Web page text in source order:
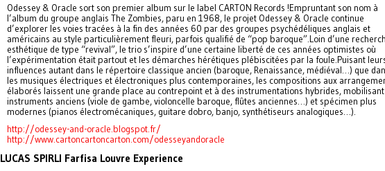
Odessey & Oracle sort son premier album sur le label CARTON Records !Empruntant son nom à
l’album du groupe anglais The Zombies, paru en 1968, le projet Odessey & Oracle continue
d’explorer les voies tracées à la fin des années 60 par des groupes psychédéliques anglais et
américains au style particulièrement fleuri, parfois qualifié de “pop baroque”.Loin d’une
esthétique de type “revival”, le trio s’inspire d’une certaine liberté de ces années optimistes où
l’expérimentation était partout et les démarches hérétiques plébiscitées par la foule.Puisant
influences autant dans le répertoire classique ancien (baroque, Renaissance, médiéval…) que
les musiques électriques et électroniques plus contemporaines, les compositions aux
élaborés laissent une grande place au contrepoint et à des instrumentations hybrides, mobilisant
instruments anciens (viole de gambe, violoncelle baroque, flûtes anciennes…) et spécimen plus
modernes (pianos électromécaniques, guitare dobro, banjo, synthétiseurs analogiques…).
http://odessey-and-oracle.blogspot.fr/
http://www.cartoncartoncarton.com/odesseyandoracle
LUCAS SPIRLI Farfisa Louvre Experience